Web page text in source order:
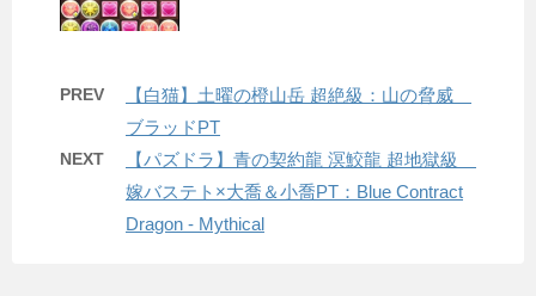
PREV
【白猫】土曜の橙山岳 超絶級：山の脅威
ブラッドPT
NEXT
【パズドラ】青の契約龍 溟鮫龍 超地獄級
嫁バステト×大喬＆小喬PT：Blue Contract
Dragon - Mythical